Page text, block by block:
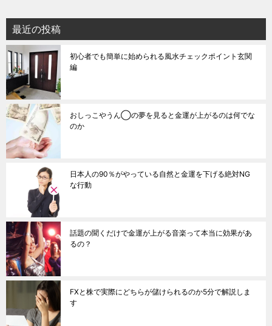
最近の投稿
初心者でも簡単に始められる風水チェックポイント玄関
編
おしっこやうん◯の夢を見ると金運が上がるのは何でな
のか
日本人の90％がやっている自然と金運を下げる絶対NG
な行動
話題の聞くだけで金運が上がる音楽って本当に効果があ
るの？
FXと株で実際にどちらが儲けられるのか5分で解説しま
す